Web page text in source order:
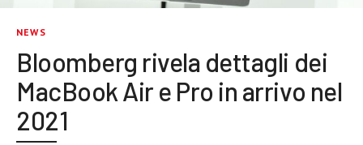
NEWS
Bloomberg rivela dettagli dei
MacBook Air e Pro in arrivo nel
2021